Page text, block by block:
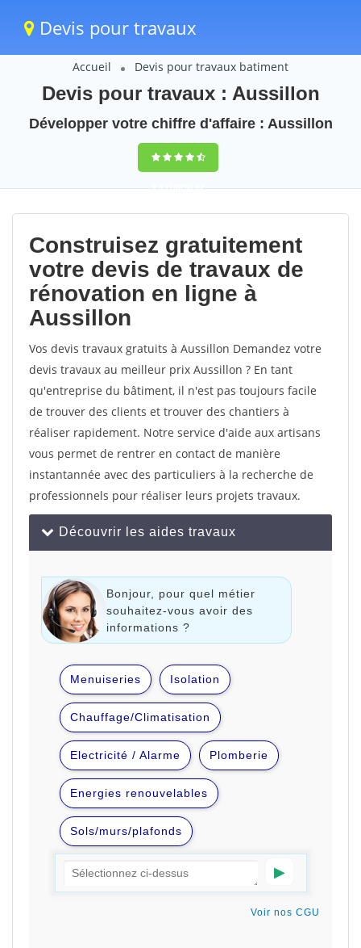
Devis pour travaux
Accueil Devis pour travaux batiment
Devis pour travaux : Aussillon
Développer votre chiffre d'affaire : Aussillon
9,5(100%)82
votes
Construisez gratuitement
votre devis de travaux de
rénovation en ligne à
Aussillon
Vos devis travaux gratuits à Aussillon Demandez votre
devis travaux au meilleur prix Aussillon ? En tant
qu'entreprise du bâtiment, il n'est pas toujours facile
de trouver des clients et trouver des chantiers à
réaliser rapidement. Notre service d'aide aux artisans
vous permet de rentrer en contact de manière
instantannée avec des particuliers à la recherche de
professionnels pour réaliser leurs projets travaux.